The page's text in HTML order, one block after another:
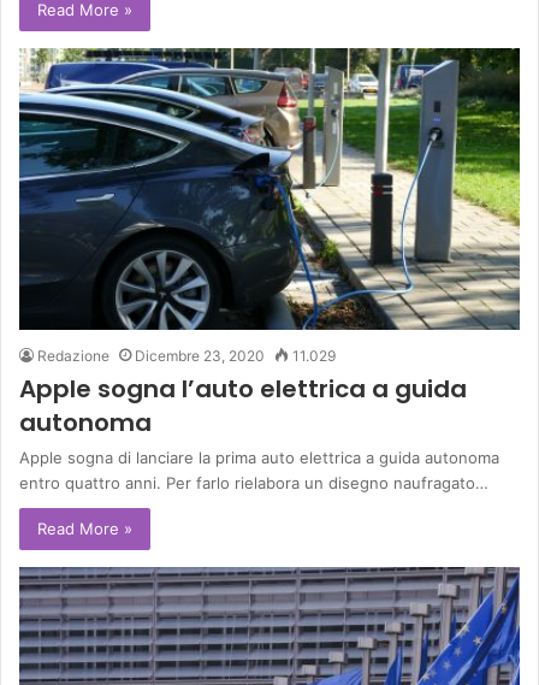
Read More »
Redazione Dicembre 23, 2020 11.029
Apple sogna l’auto elettrica a guida
autonoma
Apple sogna di lanciare la prima auto elettrica a guida autonoma
entro quattro anni. Per farlo rielabora un disegno naufragato…
Read More »